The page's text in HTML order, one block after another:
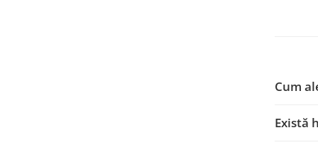
Cum
Există